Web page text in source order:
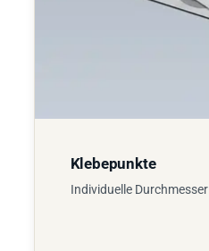
Klebepunkte
Individuelle Durchmesser